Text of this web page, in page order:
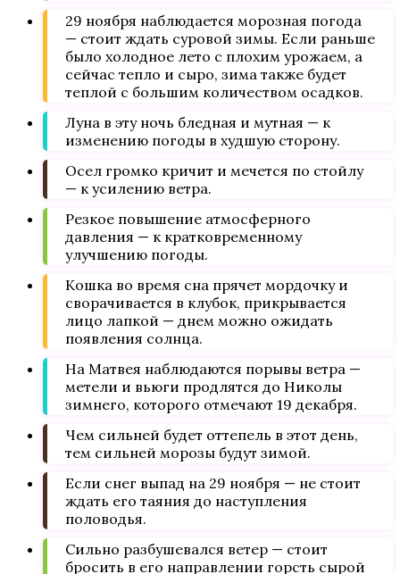
29 ноября наблюдается морозная погода
— стоит ждать суровой зимы. Если раньше
было холодное лето с плохим урожаем, а
сейчас тепло и сыро, зима также будет
теплой с большим количеством осадков.
Луна в эту ночь бледная и мутная — к
изменению погоды в худшую сторону.
Осел громко кричит и мечется по стойлу
— к усилению ветра.
Резкое повышение атмосферного
давления — к кратковременному
улучшению погоды.
Кошка во время сна прячет мордочку и
сворачивается в клубок, прикрывается
лицо лапкой — днем можно ожидать
появления солнца.
На Матвея наблюдаются порывы ветра —
метели и вьюги продлятся до Николы
зимнего, которого отмечают 19 декабря.
Чем сильней будет оттепель в этот день,
тем сильней морозы будут зимой.
Если снег выпад на 29 ноября — не стоит
ждать его таяния до наступления
половодья.
Сильно разбушевался ветер — стоит
бросить в его направлении горсть сырой